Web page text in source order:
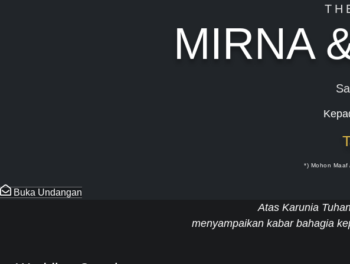
MIRNA
*) Mohon
Buka Undangan
Atas Karunia
menyampaikan kabar bahagia